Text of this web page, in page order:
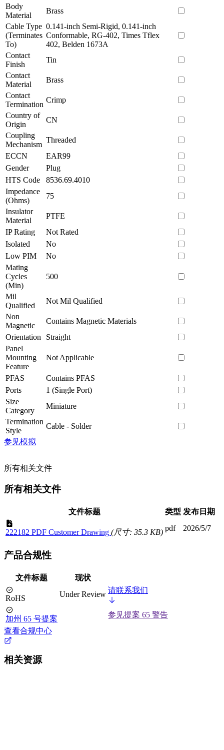
Body
Material
Brass
Cable Type
(Terminates
To)
0.141-inch Semi-Rigid, 0.141-inch
Conformable, RG-402, Times Tflex
402, Belden 1673A
Contact
Finish
Tin
Contact
Material
Brass
Contact
Termination
Crimp
Country of
Origin
CN
Coupling
Mechanism
Threaded
ECCN
EAR99
Gender
Plug
HTS Code
8536.69.4010
Impedance
(Ohms)
75
Insulator
Material
PTFE
IP Rating
Not Rated
Isolated
No
Low PIM
No
Mating
Cycles
(Min)
500
Mil
Qualified
Not Mil Qualified
Non
Magnetic
Contains Magnetic Materials
Orientation
Straight
Panel
Mounting
Feature
Not Applicable
PFAS
Contains PFAS
Ports
1 (Single Port)
Size
Category
Miniature
Termination
Style
Cable - Solder
参见模拟
所有相关文件
所有相关文件
文件标题 类型 发布日期
222182 PDF Customer Drawing (尺寸: 35.3 KB) pdf 2026/5/7
产品合规性
文件标题 现状
RoHS Under Review 请联系我们
加州 65 号提案
参见提案 65 警告
查看合规中心
相关资源